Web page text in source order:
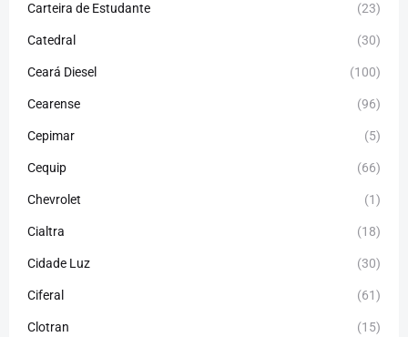
Carteira de Estudante (23)
Catedral (30)
Ceará Diesel (100)
Cearense (96)
Cepimar (5)
Cequip (66)
Chevrolet (1)
Cialtra (18)
Cidade Luz (30)
Ciferal (61)
Clotran (15)